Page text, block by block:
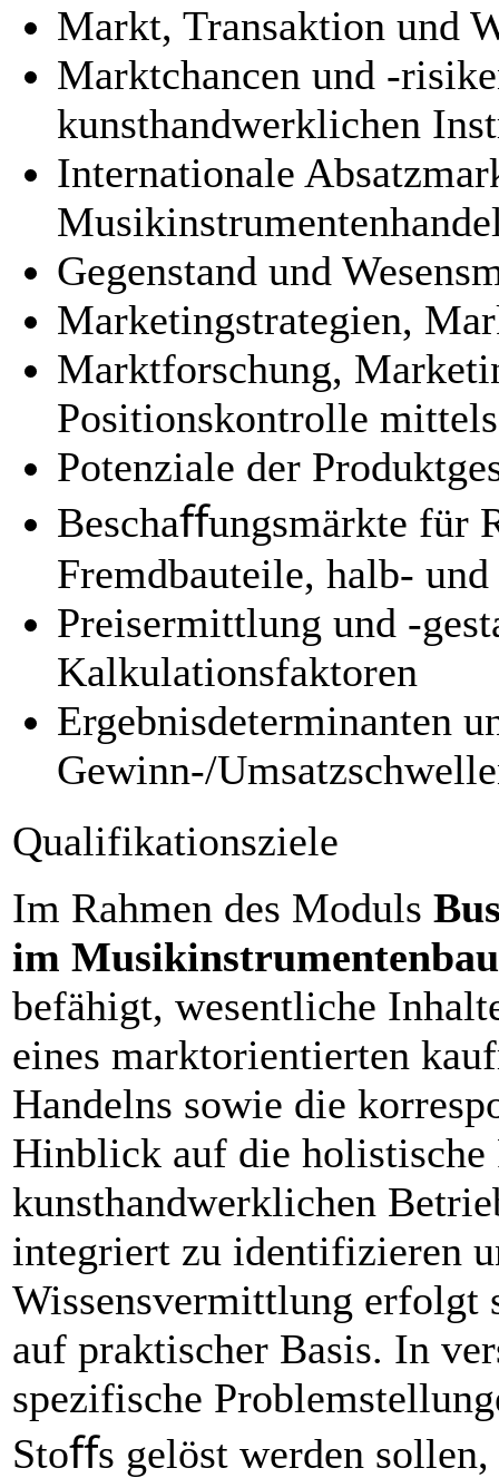
Markt, Transaktion und
Marktchancen und -
kunsthandwerklichen
Internationale
Gegenstand und
Marketingstrategien,
Marktforschung,
Positionskontrolle
Potenziale der
Beschaﬀungsmärkte für
Fremdbauteile, halb-
Preisermittlung und -
Kalkulationsfaktoren
Ergebnisdeterminanten
Gewinn-/
Qualifikationsziele
Im Rahmen des Moduls
im Musikinstrumentenbau
befähigt, wesentliche
eines marktorientierten
Handelns sowie die
Hinblick auf die holistische
kunsthandwerklichen
integriert zu identifizieren
Wissensvermittlung erfolgt
auf praktischer Basis. In
spezifische
Stoﬀs gelöst werden